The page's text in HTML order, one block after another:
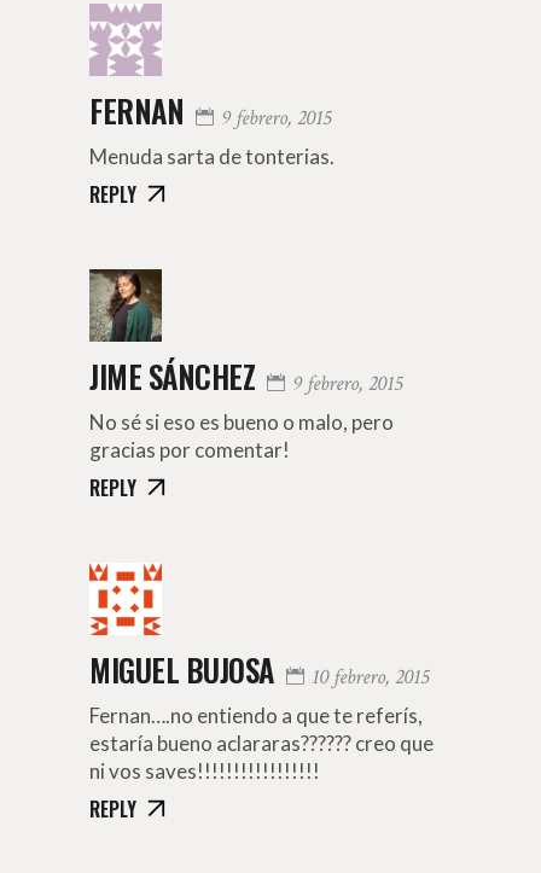
FERNAN 9 febrero, 2015
Menuda sarta de tonterias.
REPLY
JIME SÁNCHEZ 9 febrero, 2015
No sé si eso es bueno o malo, pero
gracias por comentar!
REPLY
MIGUEL BUJOSA 10 febrero, 2015
Fernan….no entiendo a que te referís,
estaría bueno aclararas?????? creo que
ni vos saves!!!!!!!!!!!!!!!!!
REPLY